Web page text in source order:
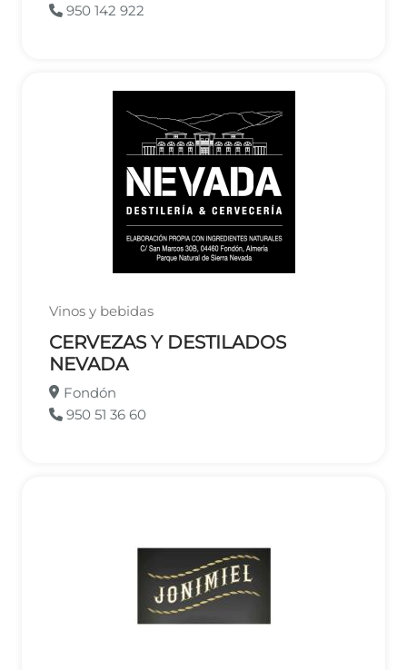
950 142 922
Vinos y bebidas
CERVEZAS Y DESTILADOS
NEVADA
Fondón
950 51 36 60